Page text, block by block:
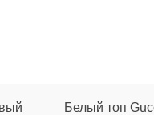
Белый топ